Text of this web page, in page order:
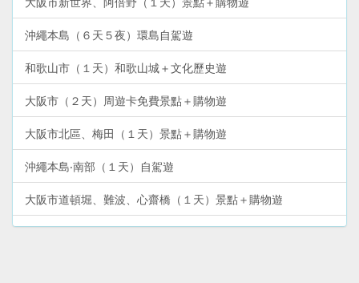
沖繩本島（６天５夜）環島自駕遊
和歌山市（１天）和歌山城＋文化歷史遊
大阪市（２天）周遊卡免費景點＋購物遊
大阪市北區、梅田（１天）景點＋購物遊
沖繩本島‧南部（１天）自駕遊
大阪市道頓堀、難波、心齋橋（１天）景點＋購物遊
沖繩‧那霸市中心（２天１夜）YuiRail二日券暢遊